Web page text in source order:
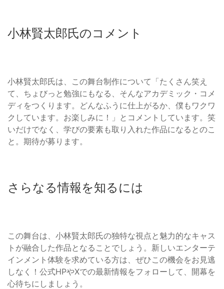
小林賢太郎氏のコメント
小林賢太郎氏は、この舞台制作について「たくさん笑え
て、ちょびっと勉強にもなる、そんなアカデミック・コメ
ディをつくります。どんなふうに仕上がるか、僕もワクワ
クしています。お楽しみに！」とコメントしています。笑
いだけでなく、学びの要素も取り入れた作品になるとのこ
と。期待が募ります。
さらなる情報を知るには
この舞台は、小林賢太郎氏の独特な視点と魅力的なキャス
トが融合した作品となることでしょう。新しいエンターテ
インメント体験を求めている方は、ぜひこの機会をお見逃
しなく！公式HPやXでの最新情報をフォローして、開幕を
心待ちにしましょう。